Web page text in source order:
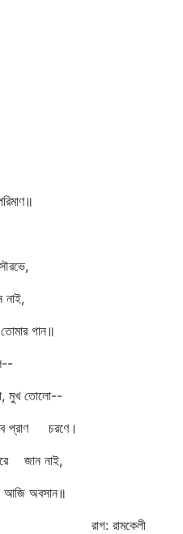
গান॥
মুখ তোলো--
প্রাণ চরণে।
জান নাই,
আজি অবসান॥
রাগ: রামকেলী